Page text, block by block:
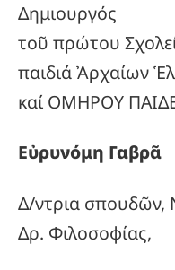
Δημιουργός
τοῦ πρώτου
παιδιά Ἀρχαίων
καί ΟΜΗΡΟΥ
Εὐρυνόμη Γαβρᾶ
Δ/ντρια σπουδῶν,
Δρ. Φιλοσοφίας,